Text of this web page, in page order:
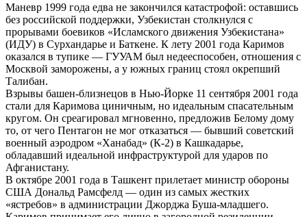
Маневр 1999 года едва не закончился катастрофой: оставшись
без российской поддержки, Узбекистан столкнулся с
прорывами боевиков «Исламского движения Узбекистана»
(ИДУ) в Сурхандарье и Баткене. К лету 2001 года Каримов
оказался в тупике — ГУУАМ был недееспособен, отношения с
Москвой заморожены, а у южных границ стоял окрепший
Талибан.
Взрывы башен-близнецов в Нью-Йорке 11 сентября 2001 года
стали для Каримова циничным, но идеальным спасательным
кругом. Он среагировал мгновенно, предложив Белому дому
то, от чего Пентагон не мог отказаться — бывший советский
военный аэродром «Ханабад» (К-2) в Кашкадарье,
обладавший идеальной инфраструктурой для ударов по
Афганистану.
В октябре 2001 года в Ташкент прилетает министр обороны
США Дональд Рамсфелд — один из самых жестких
«ястребов» в администрации Джорджа Буша-младшего.